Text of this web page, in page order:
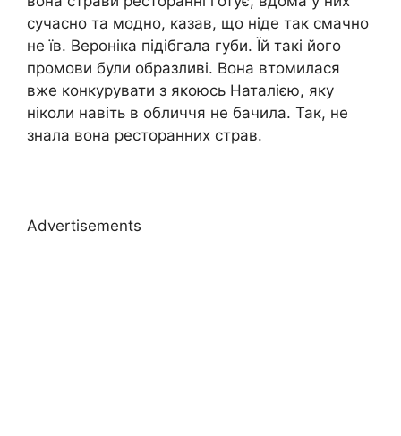
сучасно та модно, казав, що ніде так смачно
не їв. Вероніка підібгала губи. Їй такі його
промови були образливі. Вона втомилася
вже конкурувати з якоюсь Наталією, яку
ніколи навіть в обличчя не бачила. Так, не
знала вона ресторанних страв.
Advertisements